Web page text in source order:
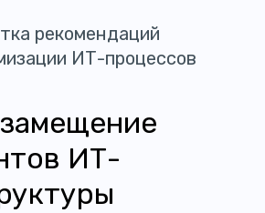
рекомендаций
ИТ-процессов
ИТ-